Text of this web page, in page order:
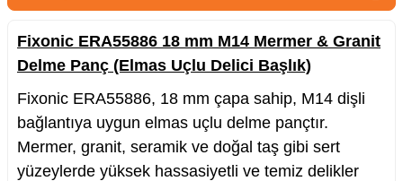
Fixonic ERA55886 18 mm M14 Mermer & Granit
Delme Panç (Elmas Uçlu Delici Başlık)
Fixonic ERA55886, 18 mm çapa sahip, M14 dişli
bağlantıya uygun elmas uçlu delme pançtır.
Mermer, granit, seramik ve doğal taş gibi sert
yüzeylerde yüksek hassasiyetli ve temiz delikler